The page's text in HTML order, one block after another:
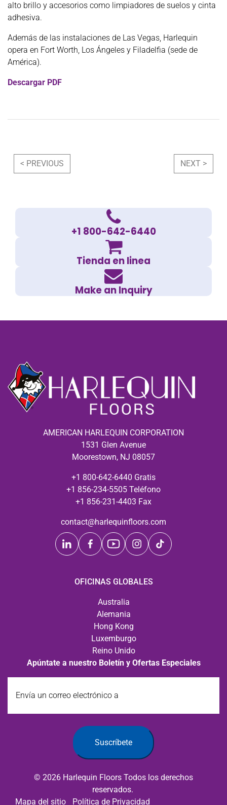
alto brillo y accesorios como limpiadores de suelos y cinta
adhesiva.
Además de las instalaciones de Las Vegas, Harlequin
opera en Fort Worth, Los Ángeles y Filadelfia (sede de
América).
Descargar PDF
Post navigation
< PREVIOUS NEXT >
+1 800-642-6440
Tienda en linea
Make an Inquiry
AMERICAN HARLEQUIN CORPORATION
1531 Glen Avenue
Moorestown, NJ 08057
+1 800-642-6440 Gratis
+1 856-234-5505 Teléfono
+1 856-231-4403 Fax
contact@harlequinfloors.com
OFICINAS GLOBALES
Australia
Alemania
Hong Kong
Luxemburgo
Reino Unido
Apúntate a nuestro Boletín y Ofertas Especiales
un
Suscríbete
© 2026 Harlequin Floors Todos los derechos
reservados.
Mapa del sitio
Política de Privacidad